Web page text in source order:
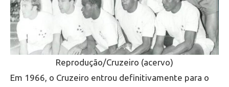
Reprodução/Cruzeiro (acervo)
Em 1966, o Cruzeiro entrou definitivamente para o